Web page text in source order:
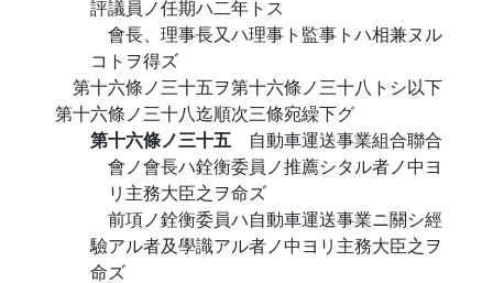
評議員ノ任期ハ二年トス
會長、理事長又ハ理事ト監事トハ相兼ヌル
コトヲ得ズ
第十六條ノ三十五ヲ第十六條ノ三十八トシ以下
第十六條ノ三十八迄順次三條宛繰下グ
第十六條ノ三十五 自動車運送事業組合聯合
會ノ會長ハ銓衡委員ノ推薦シタル者ノ中ヨ
リ主務大臣之ヲ命ズ
前項ノ銓衡委員ハ自動車運送事業ニ關シ經
驗アル者及學識アル者ノ中ヨリ主務大臣之ヲ
命ズ